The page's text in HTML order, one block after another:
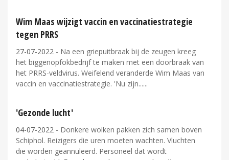
Wim Maas wijzigt vaccin en vaccinatiestrategie
tegen PRRS
27-07-2022 - Na een griepuitbraak bij de zeugen kreeg
het biggenopfokbedrijf te maken met een doorbraak van
het PRRS-veldvirus. Weifelend veranderde Wim Maas van
vaccin en vaccinatiestrategie. 'Nu zijn...
'Gezonde lucht'
04-07-2022 - Donkere wolken pakken zich samen boven
Schiphol. Reizigers die uren moeten wachten. Vluchten
die worden geannuleerd. Personeel dat wordt